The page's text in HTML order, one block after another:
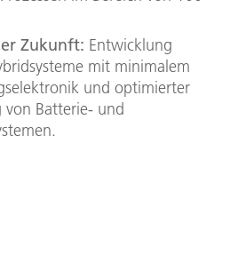
Zukunft: Entwicklung
mit minimalem
und optimierter
Batterie- und